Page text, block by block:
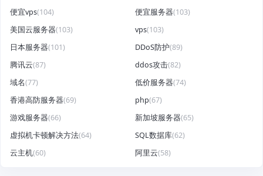
便宜vps(104) 便宜服务器(103)
美国云服务器(103) vps(103)
日本服务器(101) DDoS防护(89)
腾讯云(87) ddos攻击(82)
域名(77) 低价服务器(74)
香港高防服务器(69) php(67)
游戏服务器(66) 新加坡服务器(65)
虚拟机卡顿解决方法(64) SQL数据库(62)
云主机(60) 阿里云(58)